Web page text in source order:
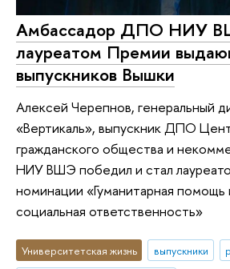
Амбассадор ДПО НИУ
лауреатом Премии
выпускников Вышки
Алексей Черепнов, генеральный
«Вертикаль», выпускник ДПО
гражданского общества и
НИУ ВШЭ победил и стал
номинации «Гуманитарная помощь
социальная ответственность»
Университетская жизнь выпускники